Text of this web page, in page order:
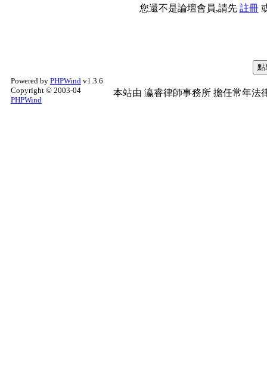
您還不是論壇會員,請先 註冊
Powered by PHPWind v1.3.6
Copyright © 2003-04
PHPWind
本站由 瀛睿律師事務所 擔任常年法